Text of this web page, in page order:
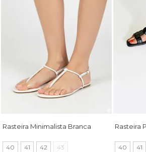
Rasteira Minimalista Branca
40 41 42 43
Rasteira
40 41